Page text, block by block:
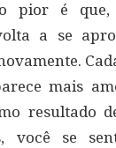
pior é que,
a se
mais
resultado
você se